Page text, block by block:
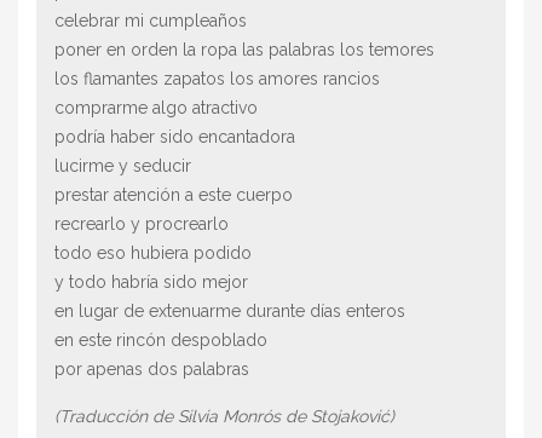
celebrar mi cumpleaños
poner en orden la ropa las palabras los temores
los flamantes zapatos los amores rancios
comprarme algo atractivo
podría haber sido encantadora
lucirme y seducir
prestar atención a este cuerpo
recrearlo y procrearlo
todo eso hubiera podido
y todo habría sido mejor
en lugar de extenuarme durante días enteros
en este rincón despoblado
por apenas dos palabras
(Traducción de Silvia Monrós de Stojaković)